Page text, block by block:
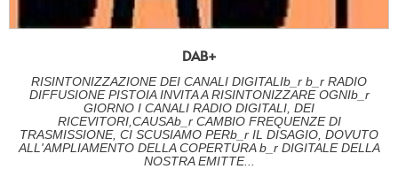
DAB+
RISINTONIZZAZIONE DEI CANALI DIGITALIb_r b_r RADIO
DIFFUSIONE PISTOIA INVITA A RISINTONIZZARE OGNIb_r
GIORNO I CANALI RADIO DIGITALI, DEI
RICEVITORI,CAUSAb_r CAMBIO FREQUENZE DI
TRASMISSIONE, CI SCUSIAMO PERb_r IL DISAGIO, DOVUTO
ALL'AMPLIAMENTO DELLA COPERTURA b_r DIGITALE DELLA
NOSTRA EMITTE...